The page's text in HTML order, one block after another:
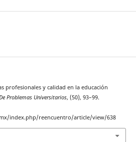
profesionales y calidad en la educación
Problemas Universitarios, (50), 93–99.
index.php/reencuentro/article/view/638